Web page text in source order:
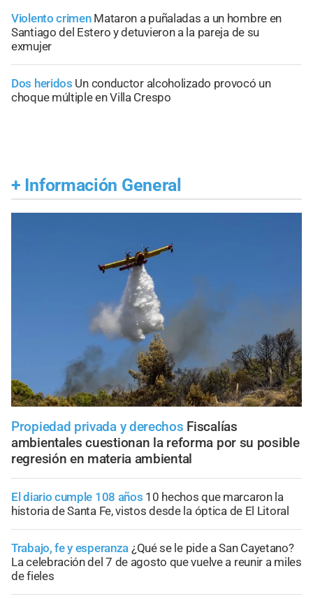
Violento crimen Mataron a puñaladas a un hombre en
Santiago del Estero y detuvieron a la pareja de su
exmujer
Dos heridos Un conductor alcoholizado provocó un
choque múltiple en Villa Crespo
+ Información General
Propiedad privada y derechos Fiscalías
ambientales cuestionan la reforma por su posible
regresión en materia ambiental
El diario cumple 108 años 10 hechos que marcaron la
historia de Santa Fe, vistos desde la óptica de El Litoral
Trabajo, fe y esperanza ¿Qué se le pide a San Cayetano?
La celebración del 7 de agosto que vuelve a reunir a miles
de fieles